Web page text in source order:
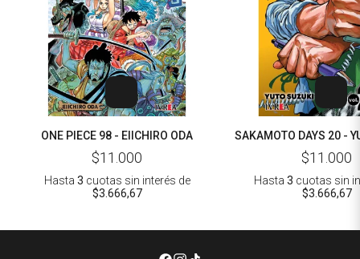
ONE PIECE 98 - EIICHIRO ODA
$11.000
Hasta 3 cuotas sin interés de
$3.666,67
SAKAMOTO DAYS 20 -
$11.000
Hasta 3 cuotas sin
$3.666,67